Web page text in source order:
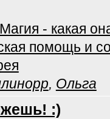
Магия - какая
помощь и
, Ольга
:)